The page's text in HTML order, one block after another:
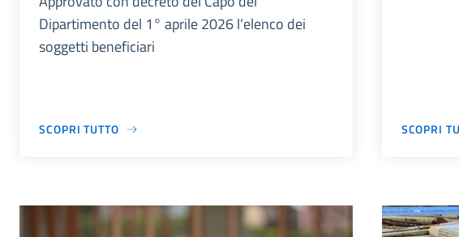
Dipartimento del 1° aprile 2026 l’elenco dei
soggetti beneficiari
SCOPRI TUTTO SCOPRI